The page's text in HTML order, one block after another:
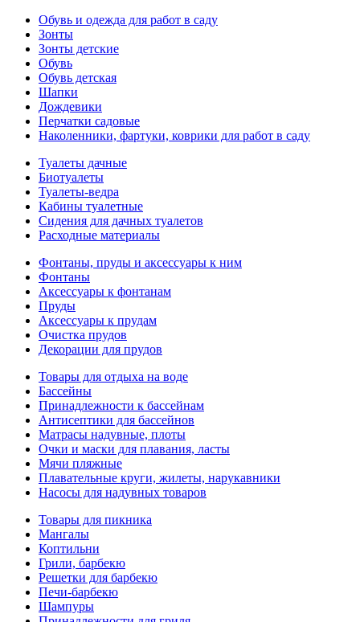
Обувь и одежда для работ в саду
Зонты
Зонты детские
Обувь
Обувь детская
Шапки
Дождевики
Перчатки садовые
Наколенники, фартуки, коврики для работ в саду
Туалеты дачные
Биотуалеты
Туалеты-ведра
Кабины туалетные
Сидения для дачных туалетов
Расходные материалы
Фонтаны, пруды и аксессуары к ним
Фонтаны
Аксессуары к фонтанам
Пруды
Аксессуары к прудам
Очистка прудов
Декорации для прудов
Товары для отдыха на воде
Бассейны
Принадлежности к бассейнам
Антисептики для бассейнов
Матраcы надувные, плоты
Очки и маски для плавания, ласты
Мячи пляжные
Плавательные круги, жилеты, нарукавники
Насосы для надувных товаров
Товары для пикника
Мангалы
Коптильни
Грили, барбекю
Решетки для барбекю
Печи-барбекю
Шампуры